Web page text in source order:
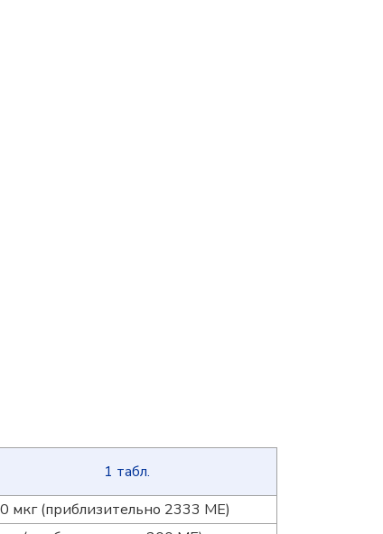
1 табл.
мкг (приблизительно 2333 МЕ)